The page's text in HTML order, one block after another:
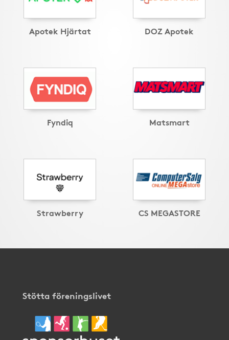
Apotek Hjärtat DOZ Apotek
Fyndiq Matsmart
Strawberry CS MEGASTORE
Stötta föreningslivet